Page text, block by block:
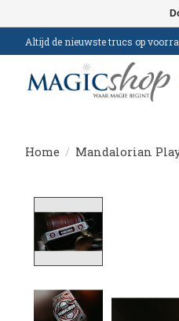
Altijd de nieuwste trucs op
Home / Mandalorian